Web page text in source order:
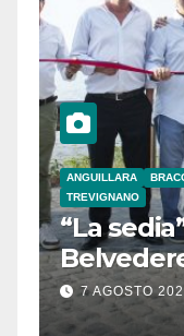
ANGUILLARA
TREVIGNANO
“La
7 AGOSTO